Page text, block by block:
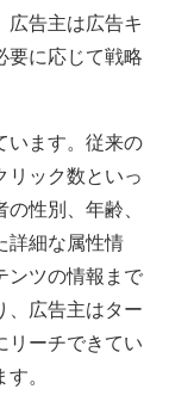
広告主は広告キ
要に応じて戦略
います。従来の
リック数といっ
性別、年齢、
詳細な属性情
ンツの情報まで
、広告主はター
リーチできてい
。